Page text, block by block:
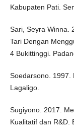
Kabupaten Pati.
Sari, Seyra Winna.
Tari Dengan
4 Bukittinggi.
Soedarsono. 1997.
Lagaligo.
Sugiyono. 2017.
Kualitatif dan R&D.